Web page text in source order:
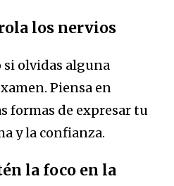
los nervios
si olvidas alguna
Piensa en
formas de expresar tu
y la confianza.
la foco en la